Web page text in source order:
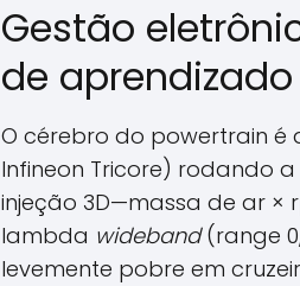
Gestão
de aprendizado
O cérebro do powertrain é
Infineon Tricore) rodando a
injeção 3D—massa de ar
lambda wideband(range
levemente pobre em